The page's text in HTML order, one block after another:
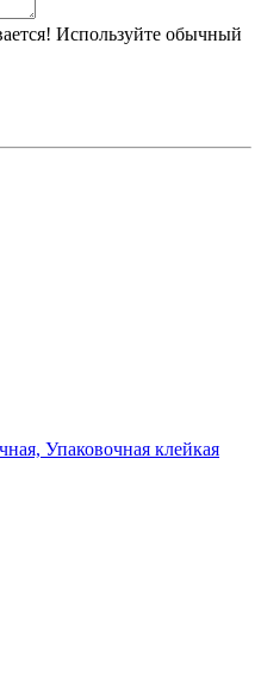
Используйте обычный
Упаковочная клейкая